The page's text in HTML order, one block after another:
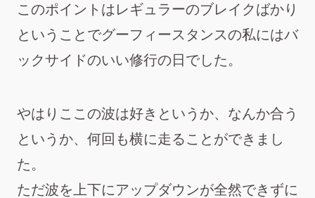
このポイントはレギュラーのブレイクばかり
ということでグーフィースタンスの私にはバ
ックサイドのいい修行の日でした。
やはりここの波は好きというか、なんか合う
というか、何回も横に走ることができまし
た。
ただ波を上下にアップダウンが全然できずに